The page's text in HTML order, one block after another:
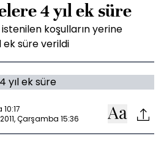
4 yıl ek süre
koşulların yerine
ek süre verildi
Çarşamba 15:36